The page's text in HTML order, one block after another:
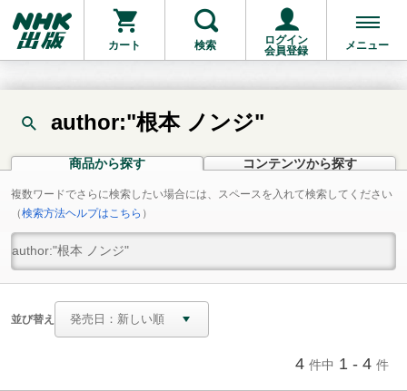
カート 検索
ログイン
会員登録
メニュー
author:"根本 ノンジ"
商品から探す コンテンツから探す
複数ワードでさらに検索したい場合には、スペースを入れて検索してください
（検索方法ヘルプはこちら ）
並び替え
4 件中 1 - 4 件